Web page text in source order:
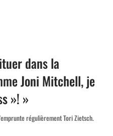
dans la
Joni Mitchell, je
»! »
régulièrement Tori Zietsch.